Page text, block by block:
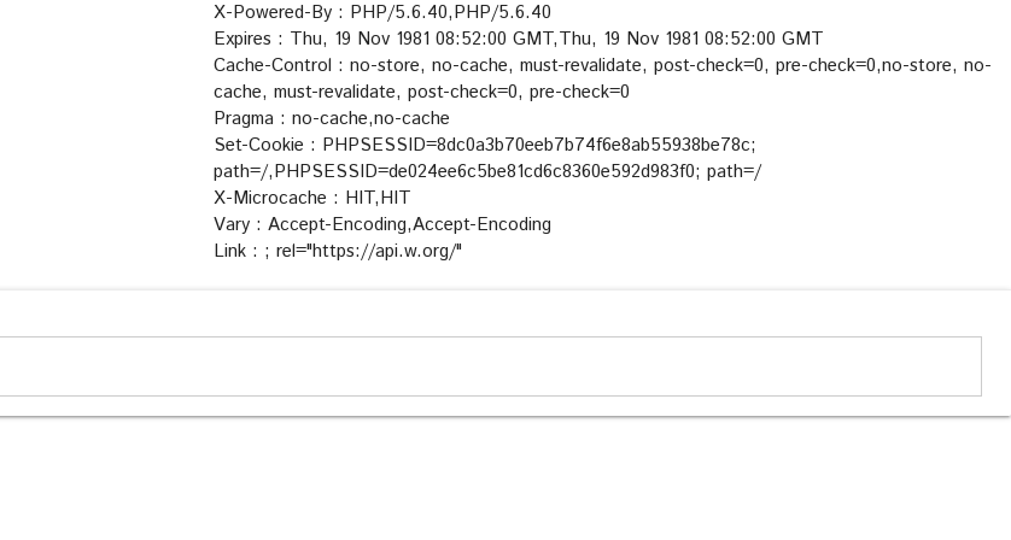
X-Powered-By : PHP/5.6.40,PHP/5.6.40
Expires : Thu, 19 Nov 1981 08:52:00 GMT,Thu, 19 Nov 1981 08:52:00 GMT
Cache-Control : no-store, no-cache, must-revalidate, post-check=0, pre-check=0,no-store, no-
cache, must-revalidate, post-check=0, pre-check=0
Pragma : no-cache,no-cache
Set-Cookie : PHPSESSID=8dc0a3b70eeb7b74f6e8ab55938be78c;
path=/,PHPSESSID=de024ee6c5be81cd6c8360e592d983f0; path=/
X-Microcache : HIT,HIT
Vary : Accept-Encoding,Accept-Encoding
Link : ; rel="https://api.w.org/"